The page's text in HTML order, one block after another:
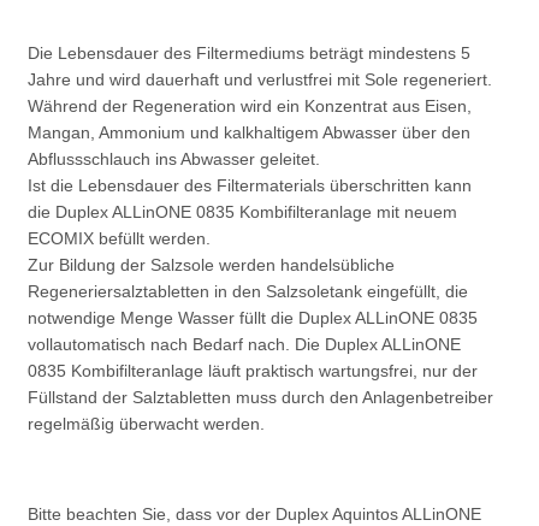
Die Lebensdauer des Filtermediums beträgt mindestens 5
Jahre und wird dauerhaft und verlustfrei mit Sole regeneriert.
Während der Regeneration wird ein Konzentrat aus Eisen,
Mangan, Ammonium und kalkhaltigem Abwasser über den
Abflussschlauch ins Abwasser geleitet.
Ist die Lebensdauer des Filtermaterials überschritten kann
die Duplex ALLinONE 0835 Kombifilteranlage mit neuem
ECOMIX befüllt werden.
Zur Bildung der Salzsole werden handelsübliche
Regeneriersalztabletten in den Salzsoletank eingefüllt, die
notwendige Menge Wasser füllt die Duplex ALLinONE 0835
vollautomatisch nach Bedarf nach. Die Duplex ALLinONE
0835 Kombifilteranlage läuft praktisch wartungsfrei, nur der
Füllstand der Salztabletten muss durch den Anlagenbetreiber
regelmäßig überwacht werden.
Bitte beachten Sie, dass vor der Duplex Aquintos ALLinONE